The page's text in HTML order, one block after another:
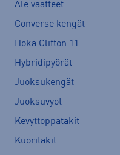
Ale vaatteet
Converse kengät
Hoka Clifton 11
Hybridipyörät
Juoksukengät
Juoksuvyöt
Kevyttoppatakit
Kuoritakit